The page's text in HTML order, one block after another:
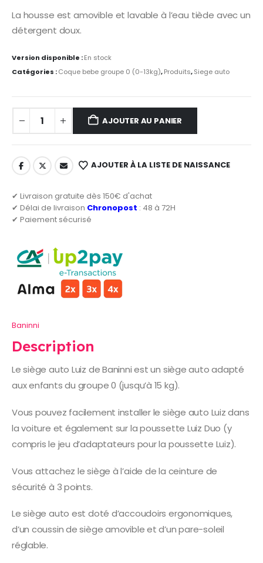
La housse est amovible et lavable à l’eau tiède avec un
détergent doux.
Version disponible :En stock
Catégories :Coque bebe groupe 0 (0-13kg),Produits,Siege auto
AJOUTER AU PANIER
AJOUTER À LA LISTE DE NAISSANCE
✔ Livraison gratuite dès 150€ d'achat
✔ Délai de livraison Chronopost : 48 à 72H
✔ Paiement sécurisé
Baninni
Description
Le siège auto Luiz de Baninni est un siège auto adapté
aux enfants du groupe 0 (jusqu’à 15 kg).
Vous pouvez facilement installer le siège auto Luiz dans
la voiture et également sur la poussette Luiz Duo (y
compris le jeu d’adaptateurs pour la poussette Luiz).
Vous attachez le siège à l’aide de la ceinture de
sécurité à 3 points.
Le siège auto est doté d’accoudoirs ergonomiques,
d’un coussin de siège amovible et d’un pare-soleil
réglable.